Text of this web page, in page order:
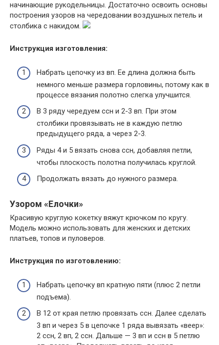
начинающие рукодельницы. Достаточно освоить основы
построения узоров на чередовании воздушных петель и
столбика с накидом.
Инструкция изготовления:
Набрать цепочку из вп. Ее длина должна быть
немного меньше размера горловины, потому как в
процессе вязания полотно слегка улучшится.
В 3 ряду чередуем ссн и 2-3 вп. При этом
столбики провязывать не в каждую петлю
предыдущего ряда, а через 2-3.
Ряды 4 и 5 вязать снова ссн, добавляя петли,
чтобы плоскость полотна получилась круглой.
Продолжать вязать до нужного размера.
Узором «Елочки»
Красивую круглую кокетку вяжут крючком по кругу.
Модель можно использовать для женских и детских
платьев, топов и пуловеров.
Инструкция по изготовлению:
Набрать цепочку вп кратную пяти (плюс 2 петли
подъема).
В 12 от края петлю провязать ссн. Далее сделать
3 вп и через 5 в цепочке 1 ряда вывязать «веер»:
2 ссн, 2 вп, 2 ссн. Дальше — 3 вп и ссн в 5 петлю